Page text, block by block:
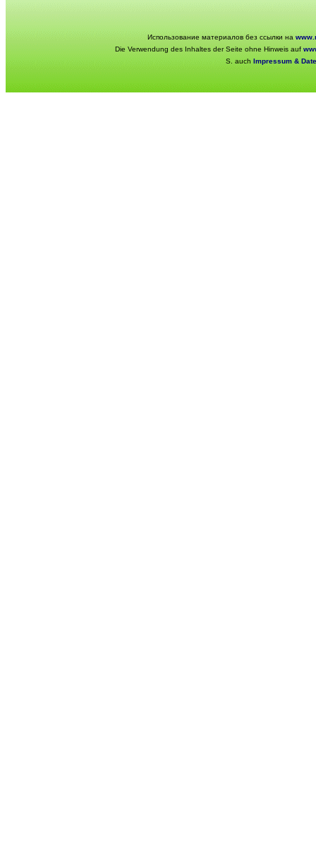
Использование материалов без ссылки на
Die Verwendung des Inhaltes der Seite ohne Hinweis auf
S. auch Impressum &